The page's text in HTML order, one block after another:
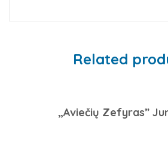
Related
„Aviečių Zefyras”